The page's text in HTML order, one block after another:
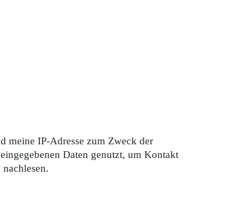
meine IP-Adresse zum Zweck der
Daten genutzt, um Kontakt
nachlesen.